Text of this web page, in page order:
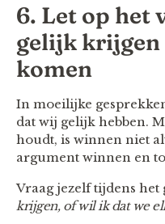
6. Let op het
gelijk
komen
In moeilijke
dat wij gelijk hebben.
houdt, is winnen niet
argument winnen en
Vraag jezelf tijdens het
krijgen, of wil ik dat we